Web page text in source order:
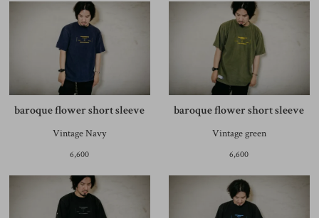
baroque flower short sleeve
Vintage Navy
6,600
baroque flower short sleeve
Vintage green
6,600